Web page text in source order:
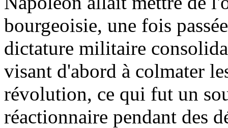
bourgeoisie, une fois
dictature militaire
visant d'abord à colmater
révolution, ce qui fut un
réactionnaire pendant des